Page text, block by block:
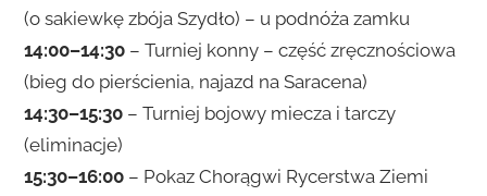
(o sakiewkę zbója Szydło) – u podnóża zamku
14:00–14:30– Turniej konny – część zręcznościowa
(bieg do pierścienia, najazd na Saracena)
14:30–15:30– Turniej bojowy miecza i tarczy
(eliminacje)
15:30–16:00– Pokaz Chorągwi Rycerstwa Ziemi